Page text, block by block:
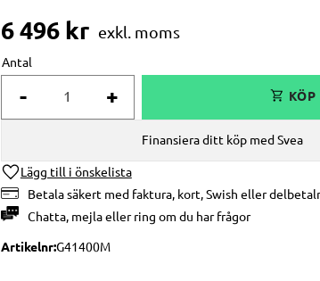
6 496kr
Antal
+
-
Lägg till i önskelista
Betala säkert med faktura, kort, Swish eller
Chatta, mejlaellerring om du har frågor
Finansiera ditt köp med Svea
ArtikelnrG41400M